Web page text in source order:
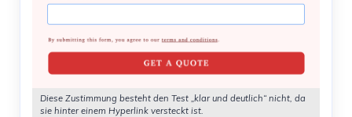
Diese Zustimmung besteht den Test „klar und deutlich“ nicht, da
sie hinter einem Hyperlink versteckt ist.